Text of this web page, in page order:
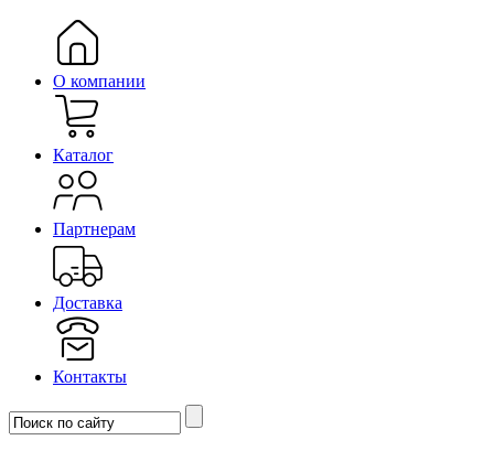
О компании
Каталог
Партнерам
Доставка
Контакты